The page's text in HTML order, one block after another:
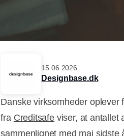
15.06.2026
Designbase.dk
Danske virksomheder oplever
fra Creditsafeviser, at antallet
sammenlignet med maj